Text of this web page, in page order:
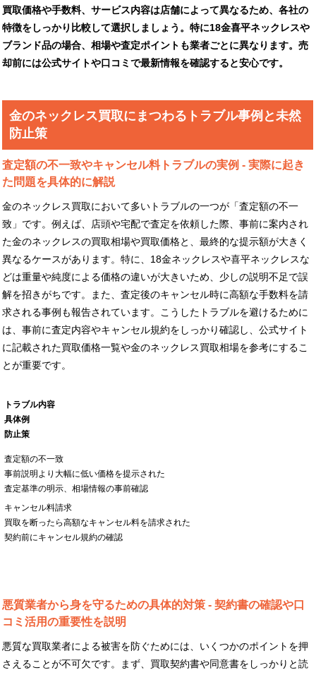
買取価格や手数料、サービス内容は店舗によって異なるため、各社の
特徴をしっかり比較して選択しましょう。特に18金喜平ネックレスや
ブランド品の場合、相場や査定ポイントも業者ごとに異なります。売
却前には公式サイトや口コミで最新情報を確認すると安心です。
金のネックレス買取にまつわるトラブル事例と未然
防止策
査定額の不一致やキャンセル料トラブルの実例 - 実際に起き
た問題を具体的に解説
金のネックレス買取において多いトラブルの一つが「査定額の不一
致」です。例えば、店頭や宅配で査定を依頼した際、事前に案内され
た金のネックレスの買取相場や買取価格と、最終的な提示額が大きく
異なるケースがあります。特に、18金ネックレスや喜平ネックレスな
どは重量や純度による価格の違いが大きいため、少しの説明不足で誤
解を招きがちです。また、査定後のキャンセル時に高額な手数料を請
求される事例も報告されています。こうしたトラブルを避けるために
は、事前に査定内容やキャンセル規約をしっかり確認し、公式サイト
に記載された買取価格一覧や金のネックレス買取相場を参考にするこ
とが重要です。
トラブル内容
具体例
防止策
査定額の不一致
事前説明より大幅に低い価格を提示された
査定基準の明示、相場情報の事前確認
キャンセル料請求
買取を断ったら高額なキャンセル料を請求された
契約前にキャンセル規約の確認
悪質業者から身を守るための具体的対策 - 契約書の確認や口
コミ活用の重要性を説明
悪質な買取業者による被害を防ぐためには、いくつかのポイントを押
さえることが不可欠です。まず、買取契約書や同意書をしっかりと読